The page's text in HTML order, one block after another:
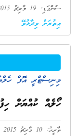
ސުންގަޑި: 19 މާރިޗު 2015 13:00
އިތުރަށް ވިދާޅުވޭ
މިނިސްޓްރީ އޮފް
ހޯލެއް ކުއްޔަށް
ތާރީޚު: 10 މާރިޗު 2015